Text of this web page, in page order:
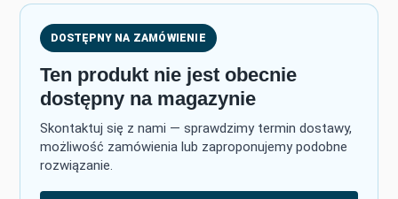
DOSTĘPNY NA ZAMÓWIENIE
Ten produkt nie jest obecnie
dostępny na magazynie
Skontaktuj się z nami — sprawdzimy termin dostawy,
możliwość zamówienia lub zaproponujemy podobne
rozwiązanie.